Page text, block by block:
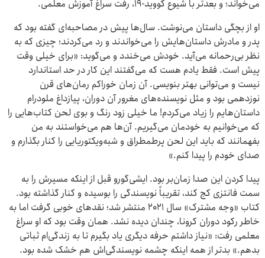
می‌خواند؛ و بعدتر با شیوع کووید-۱۹، رفت سراغ آموزش معلمی.
او از بچگی داستان می‌نوشت. سال‌ها پیش در مصاحبه‌ای گفته بود که
پدر و مادرش داستان‌هایش را می‌خواندند و رد می‌کردند؛ چیزی که به
نظر بی‌رحمانه می‌آید. خودش می‌خندد و می‌گوید: «برای خیلی وقت
پیش است. فقط یادم هست که می‌گفتند این کار در حد استاندارد
نیست و می‌توانی بهتر بنویسی. آن زمان خوراکم رمان‌های قرن
نوزدهمی بود و مثل نویسنده‌های مغرور آن دوران، پیازداغ ملودرام
داستان‌هایم را زیاد می‌کردم! ما خیلی زود رنگ و بوی لحن کتاب‌هایی را
که می‌خوانیم به خودمان می‌گیریم. آن‌ها هم می‌خواستند به من
بفهمانند که باید این لحن پرطمطراق و شبه‌ویکتوریایی را کنار بگذارم و
صدای خودم را پیدا کنم.»
پیدا کردن این صدا زمان‌بر بود. ایشی‌گورو قبل از اینکه مسیرش را به
سمت فانتزی کج کند، تقریباً نویسندگی را بوسیده و کنار گذاشته بود.
کتاب «وجه مشترک» سال ۲۰۲۱ منتشر شد؛ نقدهای خوبی گرفت اما به
خاطر رکود دوران کرونا، چندان دیده نشد. همان وقت بود که او سراغ
معلمی رفت: «نیاز داشتم حرفه دیگری یاد بگیرم تا به زندگی‌ام ثباتی
بدهم.» بدتر از همه اینکه چشمه نویسندگی‌اش هم خشک شده بود.